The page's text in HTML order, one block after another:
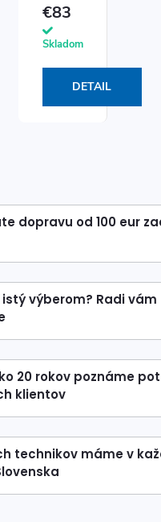
€83
Skladom
DETAIL
dopravu od 100 eur
istý výberom? Radi vám
20 rokov poznáme
klientov
technikov máme v